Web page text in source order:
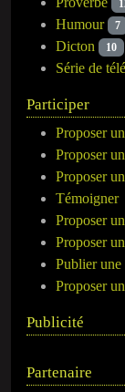
Humour 7
Dicton 10
Série de
Participer
Proposer
Proposer
Proposer
Témoigner
Proposer
Proposer
Publier une
Proposer
Publicité
Partenaire